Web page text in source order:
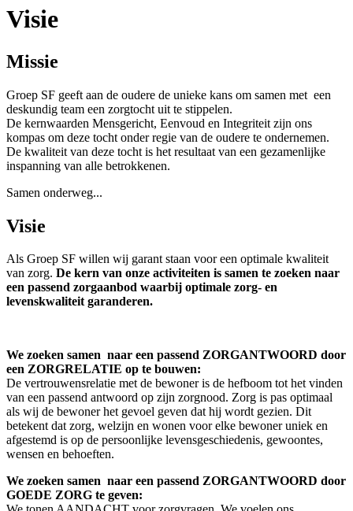
Visie
Missie
Groep SF geeft aan de oudere de unieke kans om samen met een
deskundig team een zorgtocht uit te stippelen.
De kernwaarden Mensgericht, Eenvoud en Integriteit zijn ons
kompas om deze tocht onder regie van de oudere te ondernemen.
De kwaliteit van deze tocht is het resultaat van een gezamenlijke
inspanning van alle betrokkenen.
Samen onderweg...
Visie
Als Groep SF willen wij garant staan voor een optimale kwaliteit
van zorg. De kern van onze activiteiten is samen te zoeken naar
een passend zorgaanbod waarbij optimale zorg- en
levenskwaliteit garanderen.
We zoeken samen naar een passend ZORGANTWOORD door
een ZORGRELATIE op te bouwen:
De vertrouwensrelatie met de bewoner is de hefboom tot het vinden
van een passend antwoord op zijn zorgnood. Zorg is pas optimaal
als wij de bewoner het gevoel geven dat hij wordt gezien. Dit
betekent dat zorg, welzijn en wonen voor elke bewoner uniek en
afgestemd is op de persoonlijke levensgeschiedenis, gewoontes,
wensen en behoeften.
We zoeken samen naar een passend ZORGANTWOORD door
GOEDE ZORG te geven: